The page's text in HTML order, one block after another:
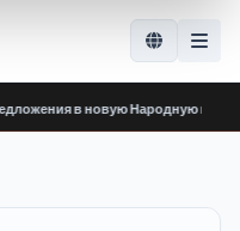
в новую Народную